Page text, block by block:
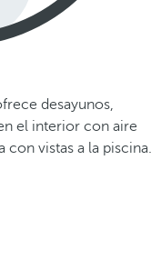
desayunos,
el interior con aire
vistas a la piscina.